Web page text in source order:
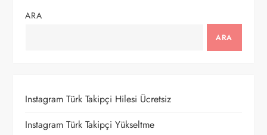
g
i
n
ARA
ARA
Instagram Türk Takipçi Hilesi Ücretsiz
Instagram Türk Takipçi Yükseltme